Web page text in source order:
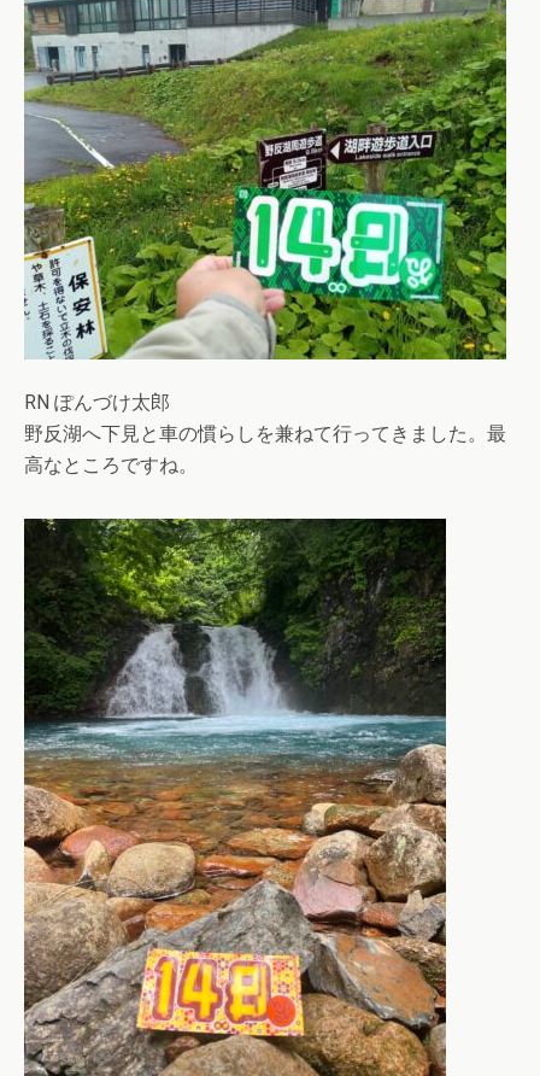
RN ぽんづけ太郎
野反湖へ下見と車の慣らしを兼ねて行ってきました。最
高なところですね。